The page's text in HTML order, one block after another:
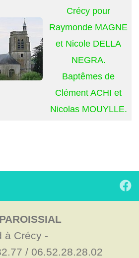
Crécy pour
Raymonde MAGNE
et Nicole DELLA
NEGRA.
Baptêmes de
Clément ACHI et
Nicolas MOUYLLE.
à Crécy -
/ 06.52.28.28.02